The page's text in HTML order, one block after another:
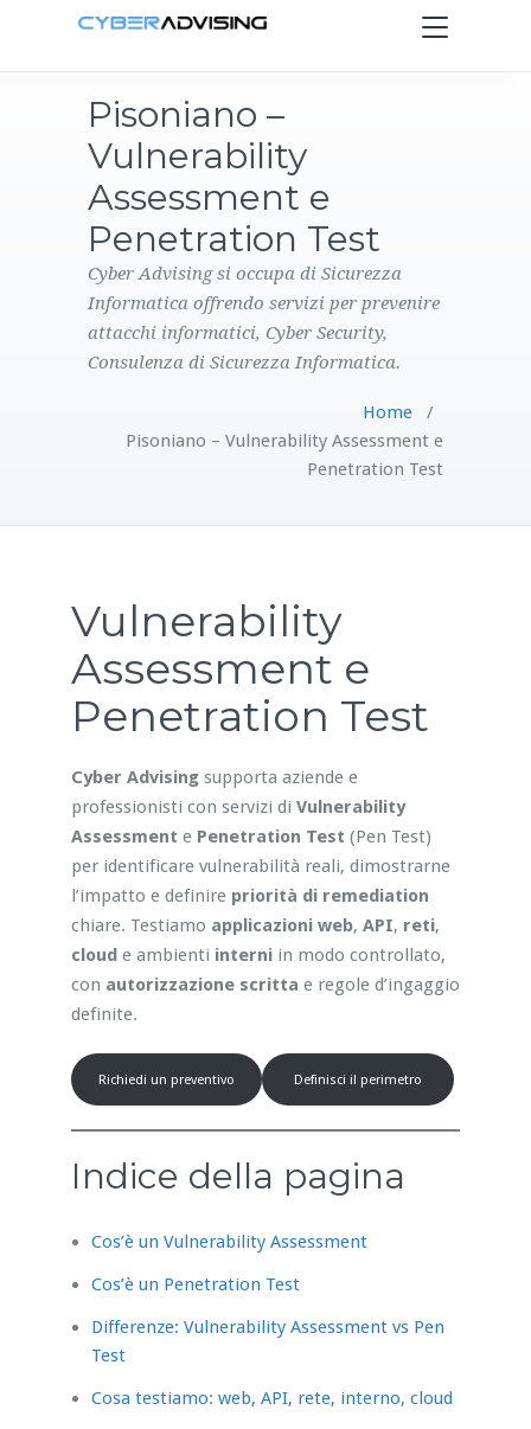
Toggle
navigation
PRODOTTI
CONTATTI
Pisoniano –
Vulnerability
Assessment e
Penetration Test
Cyber Advising si occupa di Sicurezza
Informatica offrendo servizi per prevenire
attacchi informatici, Cyber Security,
Consulenza di Sicurezza Informatica.
Home/
Pisoniano – Vulnerability Assessment e
Penetration Test
Vulnerability
Assessment e
Penetration Test
Cyber Advisingsupporta aziende e
professionisti con servizi di Vulnerability
Assessment e Penetration Test (Pen Test)
per identificare vulnerabilità reali, dimostrarne
l’impatto e definire priorità di remediation
chiare. Testiamo applicazioni web, API, reti,
cloude ambienti interniin modo controllato,
con autorizzazione scritta e regole d’ingaggio
definite.
Richiedi un preventivo Definisci il perimetro
Indice della pagina
Cos’è un Vulnerability Assessment
Cos’è un Penetration Test
Differenze: Vulnerability Assessment vs Pen
Test
Cosa testiamo: web, API, rete, interno, cloud